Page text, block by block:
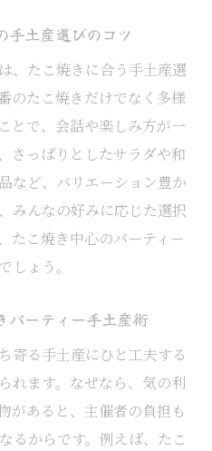
手土産選びのコツ
、たこ焼きに合う手土産選
のたこ焼きだけでなく多様
とで、会話や楽しみ方が一
さっぱりとしたサラダや和
など、バリエーション豊か
みんなの好みに応じた選択
たこ焼き中心のパーティー
しょう。
パーティー手土産術
寄る手土産にひと工夫する
れます。なぜなら、気の利
があると、主催者の負担も
るからです。例えば、たこ